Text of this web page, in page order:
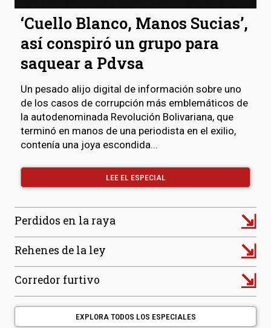
‘Cuello Blanco, Manos Sucias’,
así conspiró un grupo para
saquear a Pdvsa
Un pesado alijo digital de información sobre uno
de los casos de corrupción más emblemáticos de
la autodenominada Revolución Bolivariana, que
terminó en manos de una periodista en el exilio,
contenía una joya escondida...
LEE EL ESPECIAL
Perdidos en la raya ⇲
Rehenes de la ley ⇲
Corredor furtivo ⇲
EXPLORA TODOS LOS ESPECIALES